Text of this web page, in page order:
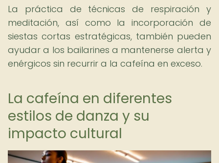
La práctica de técnicas de respiración y
meditación, así como la incorporación de
siestas cortas estratégicas, también pueden
ayudar a los bailarines a mantenerse alerta y
enérgicos sin recurrir a la cafeína en exceso.
La cafeína en diferentes
estilos de danza y su
impacto cultural